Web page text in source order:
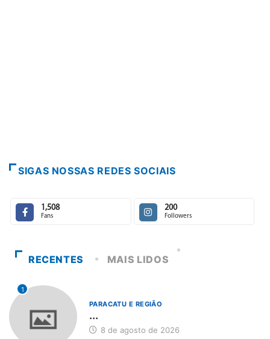
SIGAS NOSSAS REDES SOCIAIS
1,508
Fans
200
Followers
RECENTES MAIS LIDOS
1
PARACATU E REGIÃO
...
8 de agosto de 2026